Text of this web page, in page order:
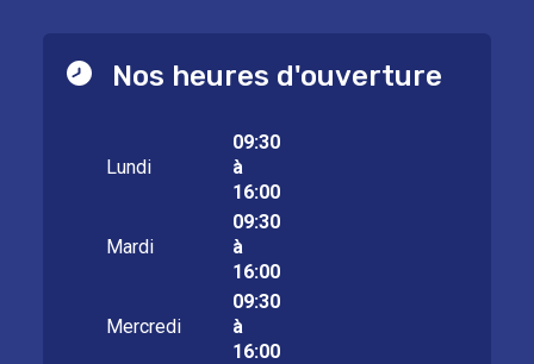
Nos heures d'ouverture
Lundi
09:30
à
16:00
Mardi
09:30
à
16:00
Mercredi
09:30
à
16:00